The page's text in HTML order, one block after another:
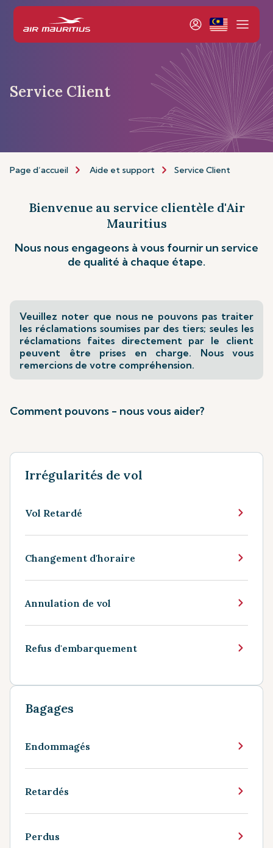
Service Client
Page d’accueil Aide et support Service Client
Bienvenue au service clientèle d'Air
Mauritius
Nous nous engageons à vous fournir un service
de qualité à chaque étape.
Veuillez noter que nous ne pouvons pas traiter
les réclamations soumises par des tiers; seules les
réclamations faites directement par le client
peuvent être prises en charge. Nous vous
remercions de votre compréhension.
Comment pouvons - nous vous aider?
Irrégularités de vol
Vol Retardé
Changement d'horaire
Annulation de vol
Refus d'embarquement
Bagages
Endommagés
Retardés
Perdus